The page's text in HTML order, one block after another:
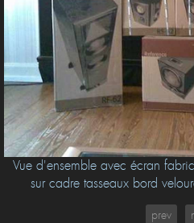
Vue d'ensemble avec écran
sur cadre tasseaux bord
prev